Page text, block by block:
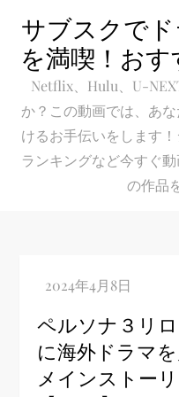
content
サブスクで
を満喫！お
Netflix、Hulu、U-
か？この動画では、あ
けるお手伝いをします
ランキングなど今すぐ
の作品
ペルソナ３リ
に海外ドラマ
メインストー